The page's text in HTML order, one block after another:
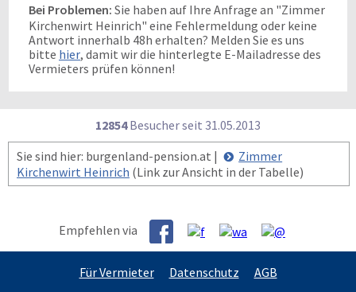
Bei Problemen: Sie haben auf Ihre Anfrage an "Zimmer
Kirchenwirt Heinrich" eine Fehlermeldung oder keine
Antwort innerhalb 48h erhalten? Melden Sie es uns
bitte hier, damit wir die hinterlegte E-Mailadresse des
Vermieters prüfen können!
12854Besucher seit 31.05.2013
Sie sind hier: burgenland-pension.at |
Zimmer
Kirchenwirt Heinrich (Link zur Ansicht in der Tabelle)
Empfehlen via
Für Vermieter Datenschutz
AGB